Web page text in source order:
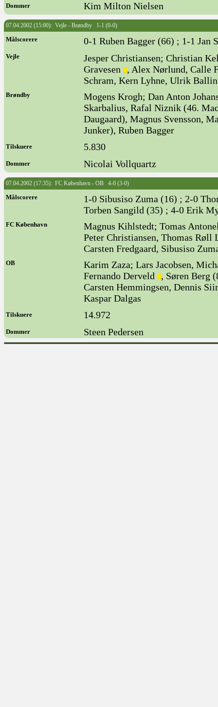
Dommer Kim Milton Nielsen
07.04.2002 (15:00): Vejle - Brøndby 1-1 (0-0)
Målscorere 0-1 Ruben Bagger (66) ; 1-1 Jan
Vejle
Jesper Christiansen; Christian
Gravesen
, Alex Nørlund, Calle
Schram, Kern Lyhne, Ulrik
Brøndby
Mogens Krogh; Dan Anton
Skarbalius, Rafal Niznik (46.
Daugaard), Magnus Svensson,
Junker), Ruben Bagger
Tilskuere 5.830
Dommer Nicolai Vollquartz
07.04.2002 (17:35): FC København - OB 4-0 (3-0)
Målscorere
1-0 Sibusiso Zuma (16) ; 2-0
Torben Sangild (35) ; 4-0 Erik
FC København
Magnus Kihlstedt; Tomas
Peter Christiansen, Thomas
Carsten Fredgaard, Sibusiso
OB
Karim Zaza; Lars Jacobsen,
Fernando Derveld
, Søren Berg
Carsten Hemmingsen, Dennis
Kaspar Dalgas
Tilskuere 14.972
Dommer Steen Pedersen